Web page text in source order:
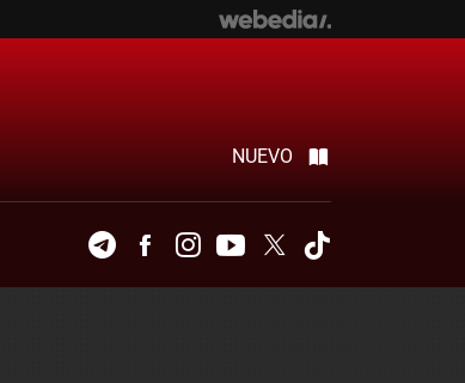
NUEVO
TelegramFacebookInstagramYoutubeTwitter